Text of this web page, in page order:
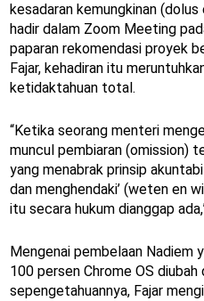
kesadaran kemungkinan
hadir dalam Zoom Meeting
paparan rekomendasi proyek
Fajar, kehadiran itu
ketidaktahuan total.
“Ketika seorang menteri
muncul pembiaran (omission)
yang menabrak prinsip
dan menghendaki’ (weten en
itu secara hukum dianggap
Mengenai pembelaan Nadiem
100 persen Chrome OS
sepengetahuannya, Fajar